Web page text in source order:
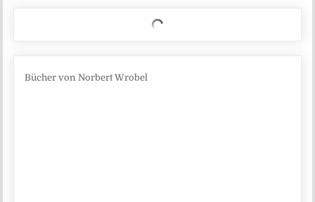
Bücher von Norbert Wrobel